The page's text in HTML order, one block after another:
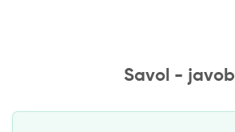
Savol - javob